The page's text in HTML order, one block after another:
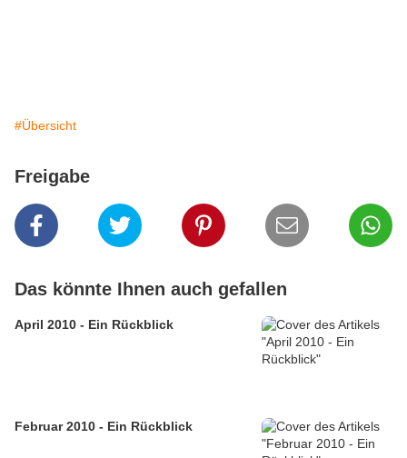
#Übersicht
Freigabe
Das könnte Ihnen auch gefallen
April 2010 - Ein Rückblick
Februar 2010 - Ein Rückblick